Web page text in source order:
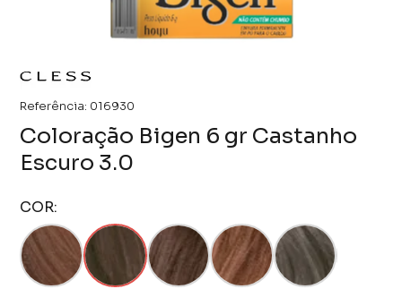
Referência: 016930
Coloração Bigen 6 gr Castanho
Escuro 3.0
COR: